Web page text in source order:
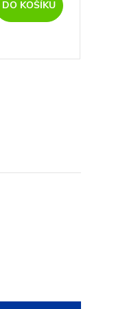
DO KOŠÍKU